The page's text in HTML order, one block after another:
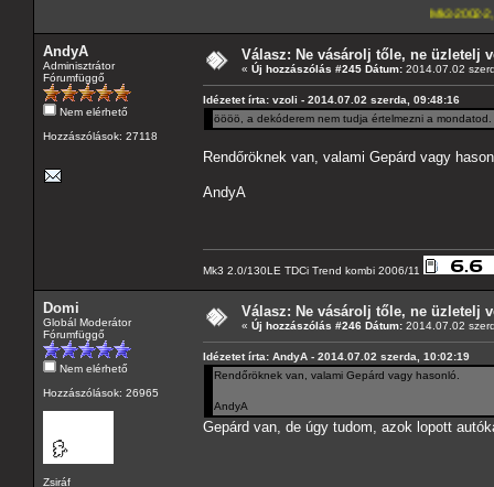
Mk3-2002-2,5-V6---A4-es
AndyA
Adminisztrátor
Fórumfüggő
Nem elérhető
Hozzászólások: 27118
Válasz: Ne vásárolj tőle, ne üzletelj
« Új hozzászólás #245 Dátum: 2014.07.02
Idézetet írta: vzoli - 2014.07.02 szerda, 09:48:16
öööö, a dekóderem nem tudja értelmezni a
Rendőröknek van, valami Gepárd vagy
AndyA
Mk3 2.0/130LE TDCi Trend kombi 2006/11
Domi
Globál Moderátor
Fórumfüggő
Nem elérhető
Hozzászólások: 26965
Zsiráf
Válasz: Ne vásárolj tőle, ne üzletelj
« Új hozzászólás #246 Dátum: 2014.07.02
Idézetet írta: AndyA - 2014.07.02 szerda, 10:02:19
Rendőröknek van, valami Gepárd vagy hasonló.
AndyA
Gepárd van, de úgy tudom, azok lopott